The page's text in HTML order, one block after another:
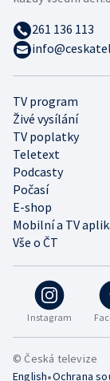
Instagram
TV program
Živé vysílání
TV poplatky
Teletext
Podcasty
Počasí
E-shop
Mobilní a TV
Vše o ČT
261 136 113
© Česká televize
English•Ochrana